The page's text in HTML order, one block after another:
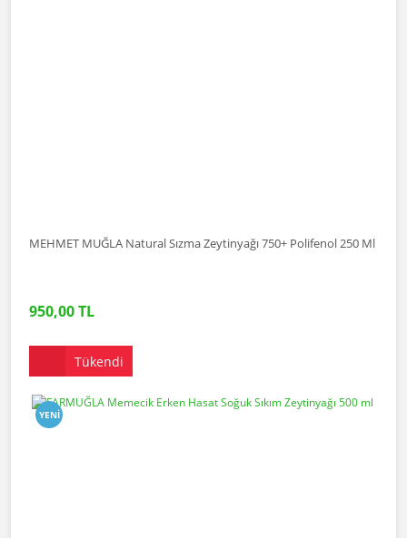
MEHMET MUĞLA Natural Sızma Zeytinyağı 750+ Polifenol 250 Ml
950,00 TL
Tükendi
YENI